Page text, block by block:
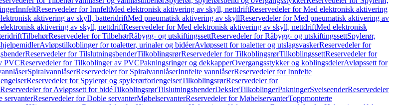
InnfeltReservedeler for InnfeltMed elektronisk aktivering av skyll, nettdriftReservedeler for Med elektronisk aktivering
aktivering av skyll, batteridriftMed pneumatisk aktivering av skyllReservedeler for Med pneumatisk aktivering av
aktivering av skyll, nettdriftReservedeler for Med elektronisk aktivering av skyll, nettdriftMed elektronisk
TilbehørReservedeler for TilbehørRåbygg- og utskiftingssettReservedeler for Råbygg- og utskiftingssettSpylerør,
Avløpstilkoblinger for toaletter, urinaler og bidéerAvløpssett for toaletter og utslagsvaskerReservedeler for
Reservedeler for TilslutningsbenderTilkoblingsrørReservedeler for TilkoblingsrørTilkoblingssettReservedeler for
PVCReservedeler for Tilkoblinger av PVCPakningsringer og dekkapperOvergangsstykker og koblingsdelerAvløpssett for
SpiralvannlåserReservedeler for SpiralvannlåserInnfelte vannlåserReservedeler for Innfelte
Reservedeler for Spylerør og spylerørforlengelserTilkoblingsrørReservedeler for
Reservedeler for Avløpssett for bidéTilkoblingsrørTilslutningsbenderDekslerTilkoblingerPakningerSveiseenderReservedeler
servanterReservedeler for Doble servanterMøbelservanterReservedeler for MøbelservanterToppmonterte